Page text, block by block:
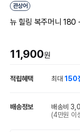
관상어
뉴 힐링 복주머니 180
11,900원
적립혜택 최대150
배송정보 배송비
(4만원 이